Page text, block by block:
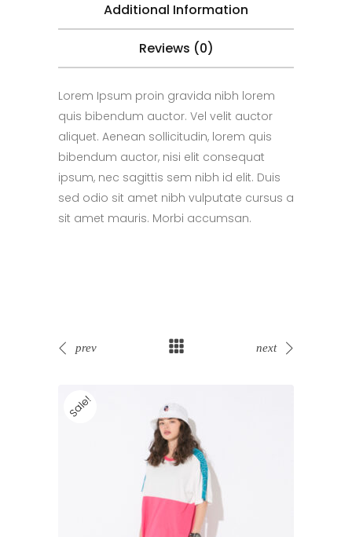
Additional Information
Reviews (0)
Lorem Ipsum proin gravida nibh lorem
quis bibendum auctor. Vel velit auctor
aliquet. Aenean sollicitudin, lorem quis
bibendum auctor, nisi elit consequat
ipsum, nec sagittis sem nibh id elit. Duis
sed odio sit amet nibh vulputate cursus a
sit amet mauris. Morbi accumsan.
prev next
Sale!